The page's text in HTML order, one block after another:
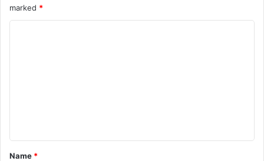
marked *
*
Name *